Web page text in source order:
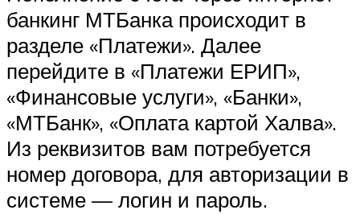
банкинг МТБанка происходит в
разделе «Платежи». Далее
перейдите в «Платежи ЕРИП»,
«Финансовые услуги», «Банки»,
«МТБанк», «Оплата картой Халва».
Из реквизитов вам потребуется
номер договора, для авторизации в
системе — логин и пароль.